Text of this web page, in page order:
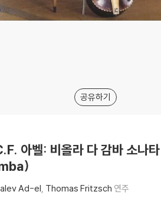
공유하기
아벨: 비올라 다 감바 소
Ad-el Thomas Fritzsch 연주